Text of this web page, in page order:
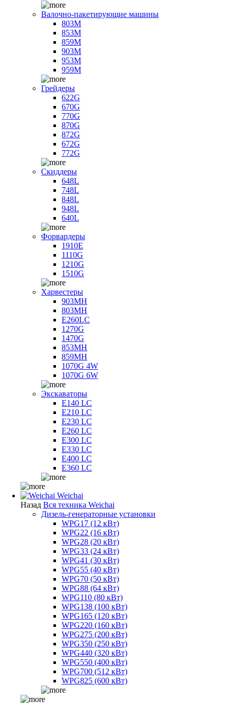
Валочно-пакетирующие машины
803M
853M
859M
903M
953M
959M
Грейдеры
622G
670G
770G
870G
872G
672G
772G
Скиддеры
648L
748L
848L
948L
640L
Форвардеры
1910E
1110G
1210G
1510G
Харвестеры
903MH
803MH
E260LC
1270G
1470G
853MH
859MH
1070G 4W
1070G 6W
Экскаваторы
E140 LC
E210 LC
E230 LC
E260 LC
E300 LC
E330 LC
E400 LC
E360 LC
Weichai
Назад Вся техника Weichai
Дизель-генераторные установки
WPG17 (12 кВт)
WPG22 (16 кВт)
WPG28 (20 кВт)
WPG33 (24 кВт)
WPG41 (30 кВт)
WPG55 (40 кВт)
WPG70 (50 кВт)
WPG88 (64 кВт)
WPG110 (80 кВт)
WPG138 (100 кВт)
WPG165 (120 кВт)
WPG220 (160 кВт)
WPG275 (200 кВт)
WPG350 (250 кВт)
WPG440 (320 кВт)
WPG550 (400 кВт)
WPG700 (512 кВт)
WPG825 (600 кВт)